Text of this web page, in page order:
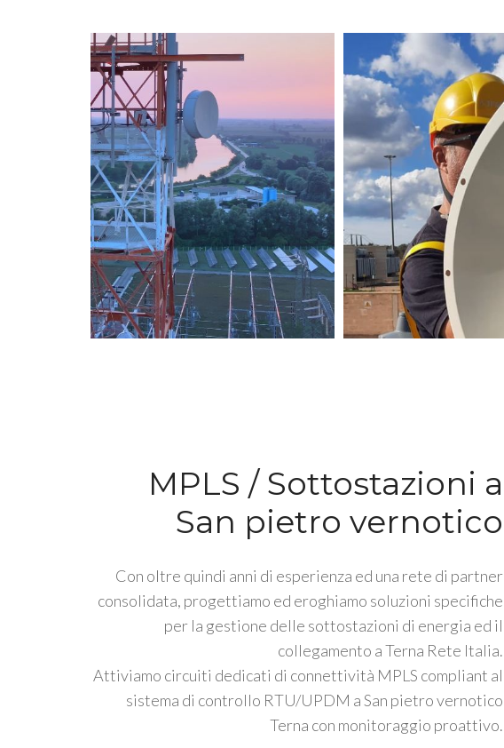
MPLS / Sottostazioni a
San pietro vernotico
Con oltre quindi anni di esperienza ed una rete di partner
consolidata, progettiamo ed eroghiamo soluzioni specifiche
per la gestione delle sottostazioni di energia ed il
collegamento a Terna Rete Italia.
Attiviamo circuiti dedicati di connettività MPLS compliant al
sistema di controllo RTU/UPDM a San pietro vernotico
Terna con monitoraggio proattivo.